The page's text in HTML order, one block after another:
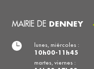
MAIRIE DE DENNEY
lunes, miércoles :
10h00-11h45
martes, viernes :